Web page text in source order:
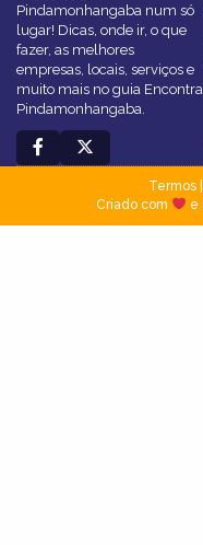
Pindamonhangaba num só
lugar! Dicas, onde ir, o que
fazer, as melhores
empresas, locais, serviços e
muito mais no guia Encontra
Pindamonhangaba.
Termos|
Criado com
e